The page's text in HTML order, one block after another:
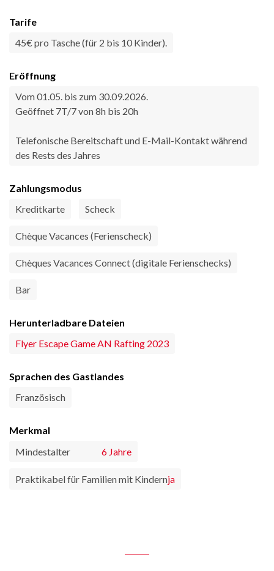
Tarife
45€ pro Tasche (für 2 bis 10 Kinder).
Eröffnung
Vom 01.05. bis zum 30.09.2026.
Geöffnet 7T/7 von 8h bis 20h
Telefonische Bereitschaft und E-Mail-Kontakt während
des Rests des Jahres
Zahlungsmodus
Kreditkarte
Scheck
Chèque Vacances (Ferienscheck)
Chèques Vacances Connect (digitale Ferienschecks)
Bar
Herunterladbare Dateien
Flyer Escape Game AN Rafting 2023
Sprachen des Gastlandes
Französisch
Merkmal
Mindestalter
6 Jahre
Praktikabel für Familien mit Kindernja